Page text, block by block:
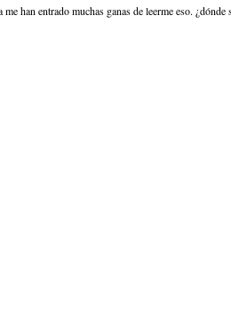
han entrado muchas ganas de leerme eso. ¿dónde